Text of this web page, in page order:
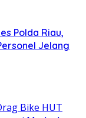
Polda Riau,
Jelang